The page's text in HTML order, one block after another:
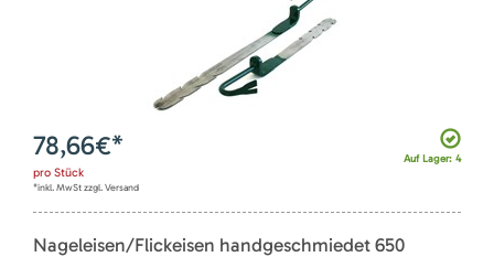
Auf Lager: 4
78,66€*
pro Stück
*inkl. MwSt zzgl. Versand
Nageleisen/Flickeisen handgeschmiedet 650